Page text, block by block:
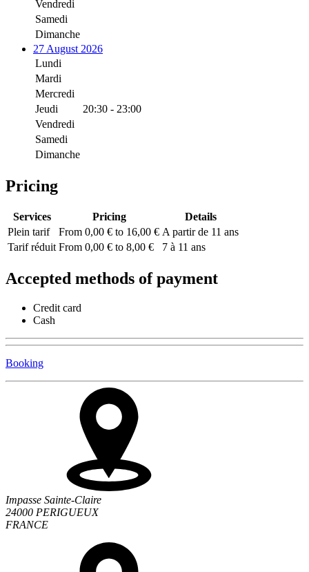
Vendredi
Samedi
Dimanche
27 August 2026
Lundi
Mardi
Mercredi
Jeudi
20:30 - 23:00
Vendredi
Samedi
Dimanche
Pricing
Services Pricing
Details
Plein tarif
From 0,00 € to 16,00 € A partir de 11 ans
Tarif réduit From 0,00 € to 8,00 € 7 à 11 ans
Accepted methods of payment
Credit card
Cash
Booking
Impasse Sainte-Claire
24000 PERIGUEUX
FRANCE